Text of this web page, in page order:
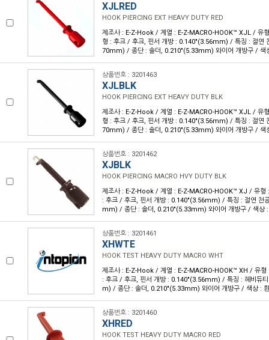
XJLRED
HOOK PIERCING EXT HEAVY DUTY RED
제조사 : E-Z-Hook / 계열 : E-Z-MACRO-HOOK™ XJL / 유
형 : 후크 / 후크, 핀서 개방 : 0.140"(3.56mm) / 특징 : 절연
70mm) / 종단 : 솔더, 0.210"(5.33mm) 와이어 개방구 / 색
상품번호 : 3201463
XJLBLK
HOOK PIERCING EXT HEAVY DUTY BLK
제조사 : E-Z-Hook / 계열 : E-Z-MACRO-HOOK™ XJL / 유
형 : 후크 / 후크, 핀서 개방 : 0.140"(3.56mm) / 특징 : 절연
70mm) / 종단 : 솔더, 0.210"(5.33mm) 와이어 개방구 / 색
상품번호 : 3201462
XJBLK
HOOK PIERCING MACRO HVY DUTY BLK
제조사 : E-Z-Hook / 계열 : E-Z-MACRO-HOOK™ XJ / 유형
: 후크 / 후크, 핀서 개방 : 0.140"(3.56mm) / 특징 : 절연 천
mm) / 종단 : 솔더, 0.210"(5.33mm) 와이어 개방구 / 색상
상품번호 : 3201461
XHWTE
HOOK TEST HEAVY DUTY MACRO WHT
제조사 : E-Z-Hook / 계열 : E-Z-MACRO-HOOK™ XH / 유형
: 후크 / 후크, 핀서 개방 : 0.140"(3.56mm) / 특징 : 헤비듀
m) / 종단 : 솔더, 0.210"(5.33mm) 와이어 개방구 / 색상 :
상품번호 : 3201460
XHRED
HOOK TEST HEAVY DUTY MACRO RED